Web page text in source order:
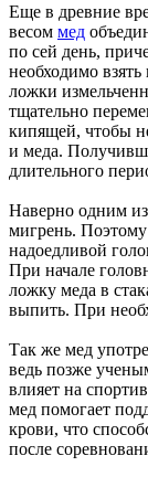
Еще в древние
весом мед
по сей день,
необходимо
ложки
тщательно
кипящей, чтобы
и меда.
длительного
Наверно одним
мигрень. Поэтому
надоедливой
При начале
ложку меда в
выпить. При
Так же мед
ведь позже
влияет на
мед помогает
крови, что
после